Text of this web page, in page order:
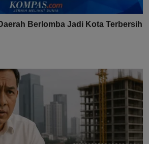
Berlomba Jadi Kota Terbersih